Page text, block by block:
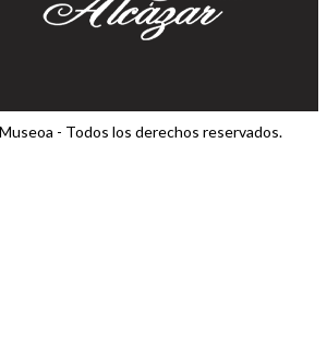
- Todos los derechos reservados.